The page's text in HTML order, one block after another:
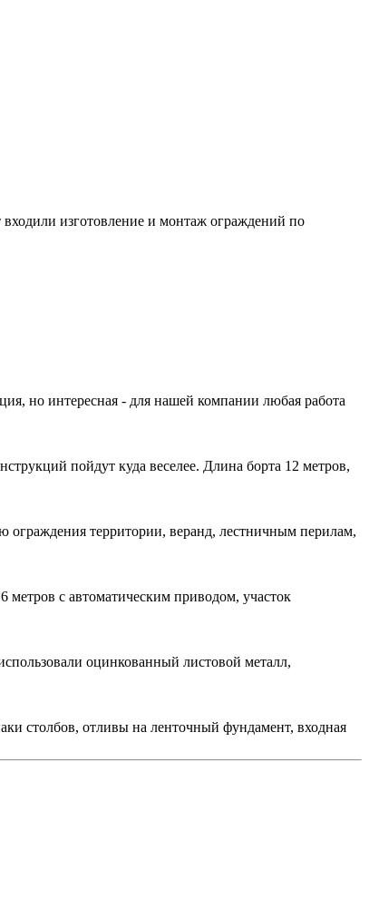
изготовление и монтаж ограждений по
но интересная - для нашей компании любая работа
пойдут куда веселее. Длина борта 12 метров,
территории, веранд, лестничным перилам,
с автоматическим приводом, участок
оцинкованный листовой металл,
столбов, отливы на ленточный фундамент, входная